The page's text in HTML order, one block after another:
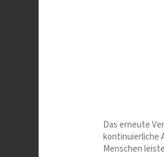
Das erneute
kontinuierliche
Menschen